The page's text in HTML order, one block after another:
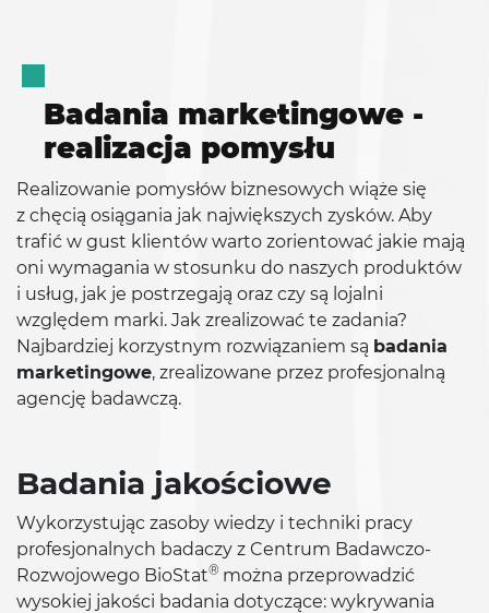
Badania marketingowe -
realizacja pomysłu
Realizowanie pomysłów biznesowych wiąże się
z chęcią osiągania jak największych zysków. Aby
trafić w gust klientów warto zorientować jakie mają
oni wymagania w stosunku do naszych produktów
i usług, jak je postrzegają oraz czy są lojalni
względem marki. Jak zrealizować te zadania?
Najbardziej korzystnym rozwiązaniem są badania
marketingowe, zrealizowane przez profesjonalną
agencję badawczą.
Badania jakościowe
Wykorzystując zasoby wiedzy i techniki pracy
profesjonalnych badaczy z Centrum Badawczo-
Rozwojowego BioStat® można przeprowadzić
wysokiej jakości badania dotyczące: wykrywania